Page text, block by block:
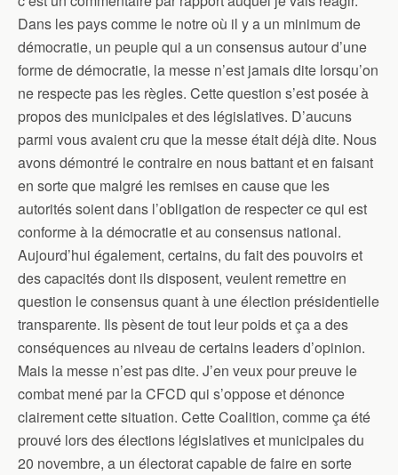
Dans les pays comme le notre où il y a un minimum de
démocratie, un peuple qui a un consensus autour d’une
forme de démocratie, la messe n’est jamais dite lorsqu’on
ne respecte pas les règles. Cette question s’est posée à
propos des municipales et des législatives. D’aucuns
parmi vous avaient cru que la messe était déjà dite. Nous
avons démontré le contraire en nous battant et en faisant
en sorte que malgré les remises en cause que les
autorités soient dans l’obligation de respecter ce qui est
conforme à la démocratie et au consensus national.
Aujourd’hui également, certains, du fait des pouvoirs et
des capacités dont ils disposent, veulent remettre en
question le consensus quant à une élection présidentielle
transparente. Ils pèsent de tout leur poids et ça a des
conséquences au niveau de certains leaders d’opinion.
Mais la messe n’est pas dite. J’en veux pour preuve le
combat mené par la CFCD qui s’oppose et dénonce
clairement cette situation. Cette Coalition, comme ça été
prouvé lors des élections législatives et municipales du
20 novembre, a un électorat capable de faire en sorte